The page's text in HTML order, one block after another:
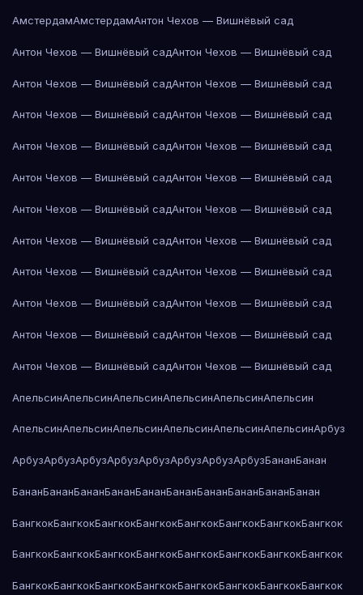
АмстердамАмстердамАнтон Чехов — Вишнёвый сад
Антон Чехов — Вишнёвый садАнтон Чехов — Вишнёвый сад
Антон Чехов — Вишнёвый садАнтон Чехов — Вишнёвый сад
Антон Чехов — Вишнёвый садАнтон Чехов — Вишнёвый сад
Антон Чехов — Вишнёвый садАнтон Чехов — Вишнёвый сад
Антон Чехов — Вишнёвый садАнтон Чехов — Вишнёвый сад
Антон Чехов — Вишнёвый садАнтон Чехов — Вишнёвый сад
Антон Чехов — Вишнёвый садАнтон Чехов — Вишнёвый сад
Антон Чехов — Вишнёвый садАнтон Чехов — Вишнёвый сад
Антон Чехов — Вишнёвый садАнтон Чехов — Вишнёвый сад
Антон Чехов — Вишнёвый садАнтон Чехов — Вишнёвый сад
Антон Чехов — Вишнёвый садАнтон Чехов — Вишнёвый сад
АпельсинАпельсинАпельсинАпельсинАпельсинАпельсин
АпельсинАпельсинАпельсинАпельсинАпельсинАпельсинАрбуз
АрбузАрбузАрбузАрбузАрбузАрбузАрбузАрбузБананБанан
БананБананБананБананБананБананБананБананБананБанан
БангкокБангкокБангкокБангкокБангкокБангкокБангкокБангкок
БангкокБангкокБангкокБангкокБангкокБангкокБангкокБангкок
БангкокБангкокБангкокБангкокБангкокБангкокБангкокБангкок